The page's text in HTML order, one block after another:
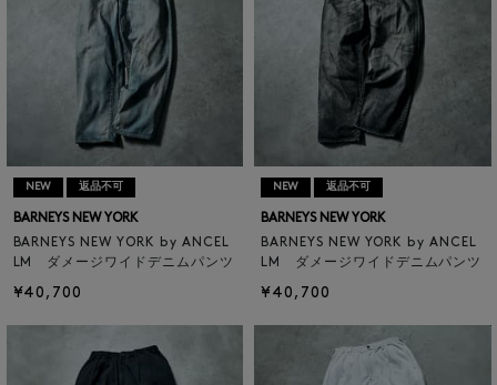
NEW 返品不可
BARNEYS NEW YORK
BARNEYS NEW YORK by ANCEL
LM ダメージワイドデニムパンツ
¥40,700
NEW 返品不可
BARNEYS NEW YORK
BARNEYS NEW YORK by ANCEL
LM ダメージワイドデニムパンツ
¥40,700